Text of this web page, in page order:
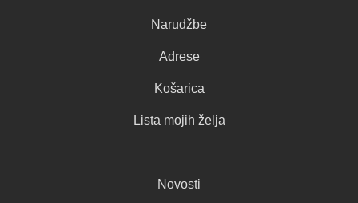
Narudžbe
Adrese
Košarica
Lista mojih želja
Novosti